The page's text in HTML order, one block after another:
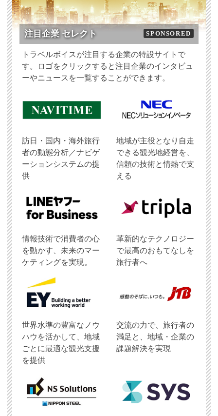
注目企業 セレクト SPONSORED
トラベルボイスが注目する企業の特設サイトで
す。ロゴをクリックすると注目企業のインタビュ
ーやニュースを一覧することができます。
訪日・国内・海外旅行
者の動態分析／ナビゲ
ーションシステムの提
供
地域が主役となり自走
できる観光地経営を、
信頼の技術と情熱で支
える
情報技術で消費者の心
を動かす、未来のマー
ケティングを実現。
革新的なテクノロジー
で最高のおもてなしを
旅行者へ
世界水準の豊富なノウ
ハウを活かして、地域
ごとに最適な観光支援
を提供
交流の力で、旅行者の
満足と、地域・企業の
課題解決を実現